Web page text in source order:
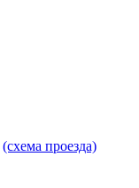
(схема проезда)